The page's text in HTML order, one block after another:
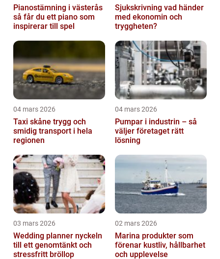
Pianostämning i västerås
så får du ett piano som
inspirerar till spel
Sjukskrivning vad händer
med ekonomin och
tryggheten?
04 mars 2026
Taxi skåne trygg och
smidig transport i hela
regionen
04 mars 2026
Pumpar i industrin – så
väljer företaget rätt
lösning
03 mars 2026
Wedding planner nyckeln
till ett genomtänkt och
stressfritt bröllop
02 mars 2026
Marina produkter som
förenar kustliv, hållbarhet
och upplevelse